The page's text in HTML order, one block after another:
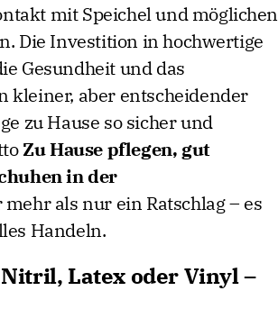
mit Speichel und möglichen
Die Investition in hochwertige
Gesundheit und das
kleiner, aber entscheidender
zu Hause so sicher und
Zu Hause pflegen, gut
in der
mehr als nur ein Ratschlag – es
Handeln.
Latex oder Vinyl –